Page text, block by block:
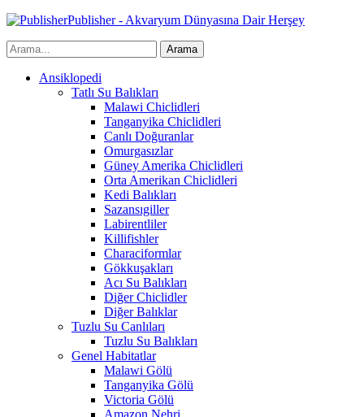
Publisher - Akvaryum Dünyasına Dair Herşey
Ansiklopedi
Tatlı Su Balıkları
Malawi Chiclidleri
Tanganyika Chiclidleri
Canlı Doğuranlar
Omurgasızlar
Güney Amerika Chiclidleri
Orta Amerikan Chiclidleri
Kedi Balıkları
Sazansıgiller
Labirentliler
Killifishler
Characiformlar
Gökkuşakları
Acı Su Balıkları
Diğer Chiclidler
Diğer Balıklar
Tuzlu Su Canlıları
Tuzlu Su Balıkları
Genel Habitatlar
Malawi Gölü
Tanganyika Gölü
Victoria Gölü
Amazon Nehri